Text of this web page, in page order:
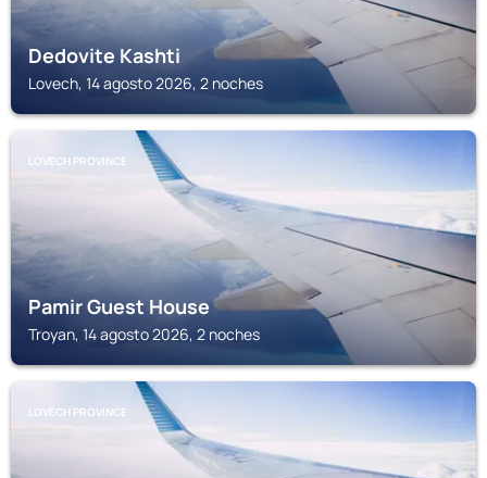
Dedovite Kashti
Lovech, 14 agosto 2026, 2 noches
LOVECH PROVINCE
Pamir Guest House
Troyan, 14 agosto 2026, 2 noches
LOVECH PROVINCE